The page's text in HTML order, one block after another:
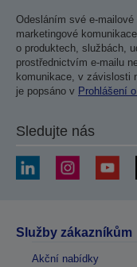
Odesláním své e-
marketingové
o produktech, službách,
prostřednictvím e-mailu
komunikace, v závislosti
je popsáno v Prohlášení
Sledujte nás
Služby zákazníkům
Akční nabídky